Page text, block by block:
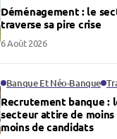
Déménagement : le
traverse sa pire crise
6 Août 2026
Banque Et Néo-Banque
Recrutement banque :
secteur attire de moins
moins de candidats